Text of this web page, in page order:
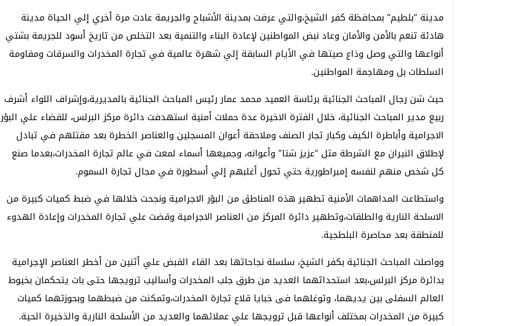
مدينة “بلطيم” بمحافظة كفر الشيخ،والتي عرفت بمدينة الأشباح والجريمة عادت مرة أخري إلي الحياة مدينة
هادئة تنعم بالأمن والأمان وعاد نبض المواطنين لإعادة البناء والتنمية بعد التخلص من تاريخ أسود للجريمة بشتي
أنواعها والتي وصل وذاع صيتها في الأيام السابقة إلي شهرة عالمية في تجارة المخدرات والسرقات ومقاومة
السلطات بل ومهاجمة المواطنين.
حيث شن رجال المباحث الجنائية برئاسة العميد محمد عمار رئيس المباحث الجنائية بالمديرية،وإشراف اللواء أشرف
ربيع مدير المباحث الجنائية، خلال الفترة الاخيرة عدة حملات أمنية استهدفت دائرة مركز البرلس، للقضاء علي البؤر
الاجرامية وأباطرة الكيف وكبار تجار الصنف وملاحقة أعوان المسجلين والعناصر الخطرة بعد مقتلهم في تبادل
لإطلاق النيران مع الشرطة مثل “عزيز شتا” وأعوانه، وجميعها أسماء لمعت في عالم تجارة المخدرات،بعدما صنع
كل شخص منهم لنفسه إمبراطورية حتي تحول أغلبهم إلي أسطورة في مجال تجارة السموم.
واستطاعت المداهمات الأمنية تطهير هذه المناطق من البؤر الاجرامية ونجحت خلالها في ضبط كميات كبيرة من
الاسلحة النارية والطلقات،وتطهير دائرة المركز من العناصر الاجرامية وقضت علي تجارة المخدرات وإعادة الهدوء
للمنطقة بعد محاصرة البلطجية.
وواصلت المباحث الجنائية بكفر الشيخ، سلسلة نجاحاتها بعد القاء القبض علي أثنين من أخطر العناصر الإجرامية
بدائرة مركز البرلس،بعد استحداثهما العديد من طرق جلب المخدرات وأساليب ترويجها حتى بات يتحكمان بخيوط
العالم السفلى بين يديهما، وتوغلهما فى خبايا قلاع تجارة المخدرات،وتمكنت من ضبطهما وبحوزتهما كميات
كبيرة من المخدرات بمختلف أنواعها قبل ترويجها علي عملائهما والعديد من الأسلحة النارية والذخيرة الحية.